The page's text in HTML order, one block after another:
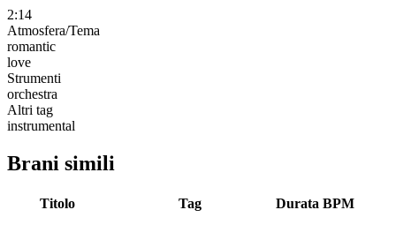
2:14
Atmosfera/Tema
romantic
love
Strumenti
orchestra
Altri tag
instrumental
Brani simili
Titolo Tag Durata BPM